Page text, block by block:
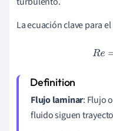
La ecuación clave para
R
Flujo laminar: Flujo
fluido siguen